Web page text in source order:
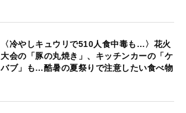
〈冷やしキュウリで510人食中毒も…〉花火
大会の「豚の丸焼き」、キッチンカーの「ケ
バブ」も…酷暑の夏祭りで注意したい食べ物